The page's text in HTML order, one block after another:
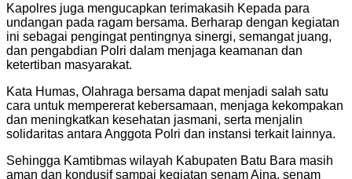
Kapolres juga mengucapkan terimakasih Kepada para
undangan pada ragam bersama. Berharap dengan kegiatan
ini sebagai pengingat pentingnya sinergi, semangat juang,
dan pengabdian Polri dalam menjaga keamanan dan
ketertiban masyarakat.
Kata Humas, Olahraga bersama dapat menjadi salah satu
cara untuk mempererat kebersamaan, menjaga kekompakan
dan meningkatkan kesehatan jasmani, serta menjalin
solidaritas antara Anggota Polri dan instansi terkait lainnya.
Sehingga Kamtibmas wilayah Kabupaten Batu Bara masih
aman dan kondusif sampai kegiatan senam Aina, senam